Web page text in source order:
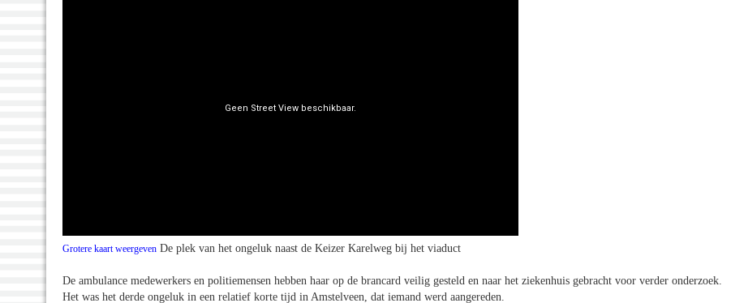
Grotere kaart weergeven De plek van het ongeluk naast de Keizer Karelweg bij het viaduct
De ambulance medewerkers en politiemensen hebben haar op de brancard veilig gesteld en naar het ziekenhuis gebracht voor verder onderzoek.
Het was het derde ongeluk in een relatief korte tijd in Amstelveen, dat iemand werd aangereden.